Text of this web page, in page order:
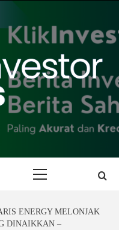
ENERGY MELONJAK
DINAIKKAN –